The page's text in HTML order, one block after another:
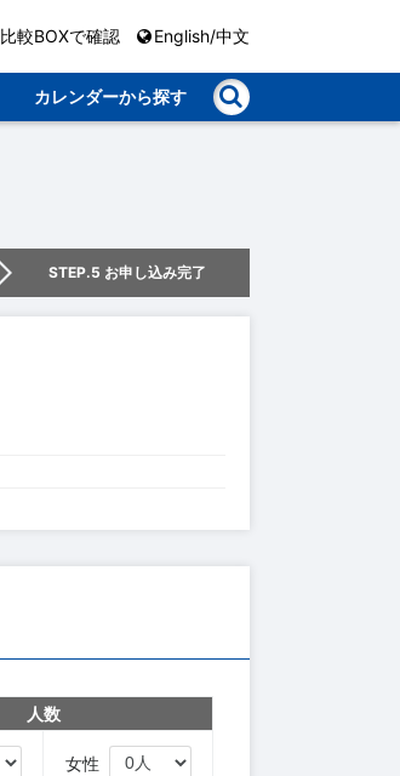
比較BOXで確認 English/中文
カレンダーから探す
STEP.5 お申し込み完了
人数
女性